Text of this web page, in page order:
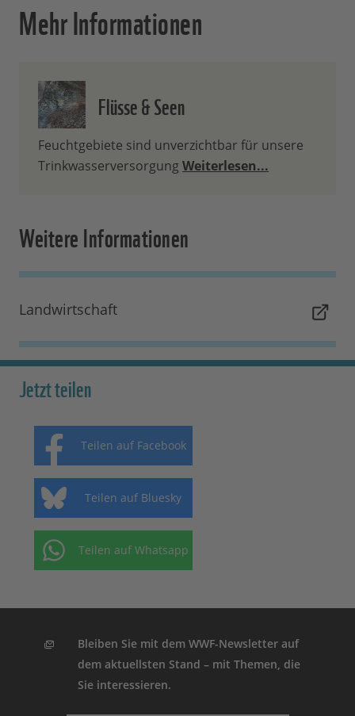
Mehr Informationen
Flüsse & Seen
Feuchtgebiete sind unverzichtbar für unsere
TrinkwasserversorgungWeiterlesen...
Weitere Informationen
Landwirtschaft
Jetzt teilen
Teilen auf Facebook
Teilen auf Bluesky
Teilen auf Whatsapp
Bleiben Sie mit dem WWF-Newsletter auf
dem aktuellsten Stand – mit Themen, die
Sie interessieren.